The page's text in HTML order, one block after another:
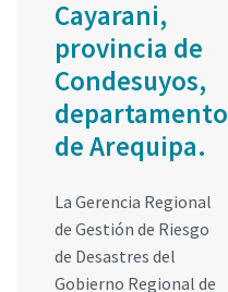
Cayarani,
provincia de
Condesuyos,
departamento
de Arequipa.
La Gerencia Regional
de Gestión de Riesgo
de Desastres del
Gobierno Regional de